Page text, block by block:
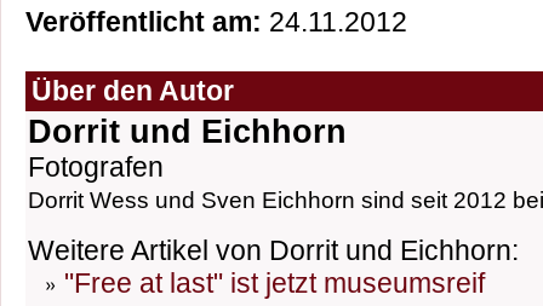
Veröffentlicht am: 24.11.2012
Über den Autor
Dorrit und Eichhorn
Fotografen
Dorrit Wess und Sven Eichhorn sind seit 2012
Weitere Artikel von Dorrit und Eichhorn:
"Free at last" ist jetzt museumsreif